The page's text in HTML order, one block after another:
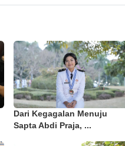
Dari Kegagalan Menuju
Sapta Abdi Praja, ...